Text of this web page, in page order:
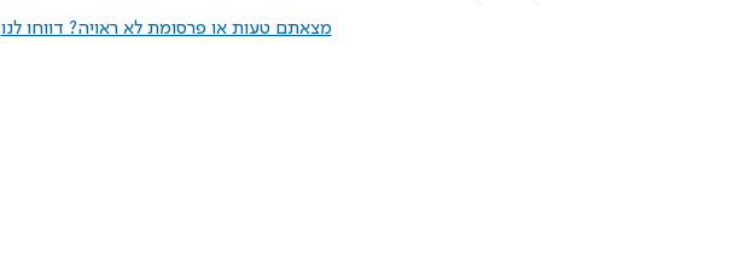
מצאתם טעות או פרסומת לא ראויה? דווחו לנו